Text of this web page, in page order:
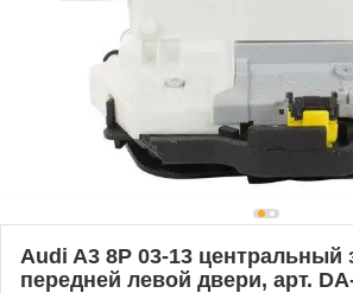
Audi A3 8P 03-13 центральный
передней левой двери, арт.